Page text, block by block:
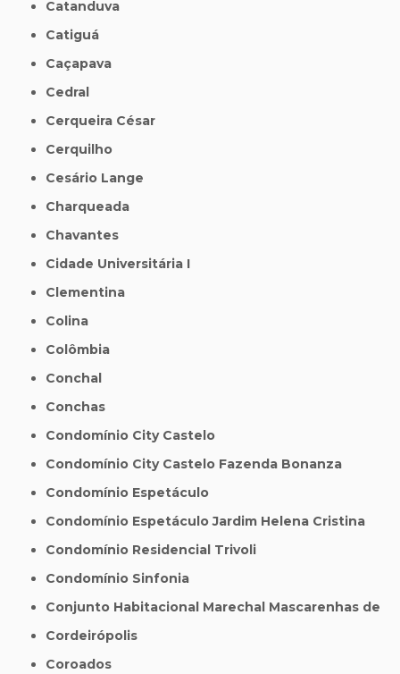
Catanduva
Catiguá
Caçapava
Cedral
Cerqueira César
Cerquilho
Cesário Lange
Charqueada
Chavantes
Cidade Universitária I
Clementina
Colina
Colômbia
Conchal
Conchas
Condomínio City Castelo
Condomínio City Castelo Fazenda Bonanza
Condomínio Espetáculo
Condomínio Espetáculo Jardim Helena Cristina
Condomínio Residencial Trivoli
Condomínio Sinfonia
Conjunto Habitacional Marechal Mascarenhas de
Cordeirópolis
Coroados